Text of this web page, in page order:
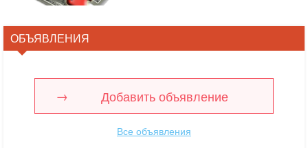
ОБЪЯВЛЕНИЯ
Добавить объявление
Все объявления